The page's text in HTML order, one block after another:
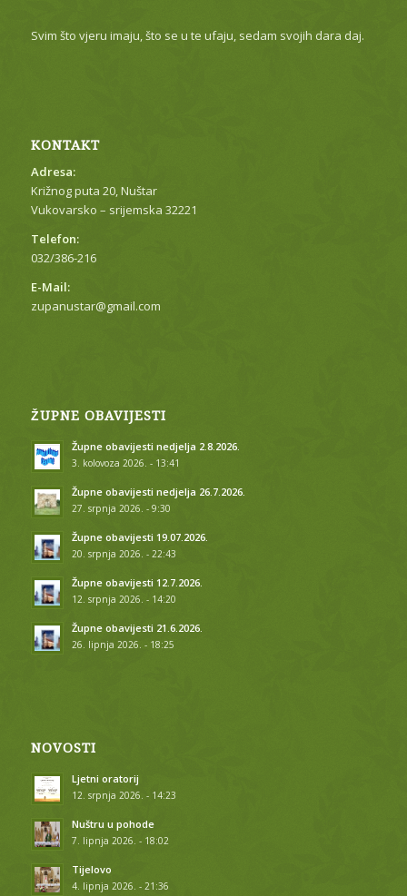
Svim što vjeru imaju, što se u te ufaju, sedam svojih dara daj.
KONTAKT
Adresa:
Križnog puta 20, Nuštar
Vukovarsko – srijemska 32221
Telefon:
032/386-216
E-Mail:
zupanustar@gmail.com
ŽUPNE OBAVIJESTI
Župne obavijesti nedjelja 2.8.2026.
3. kolovoza 2026. - 13:41
Župne obavijesti nedjelja 26.7.2026.
27. srpnja 2026. - 9:30
Župne obavijesti 19.07.2026.
20. srpnja 2026. - 22:43
Župne obavijesti 12.7.2026.
12. srpnja 2026. - 14:20
Župne obavijesti 21.6.2026.
26. lipnja 2026. - 18:25
NOVOSTI
Ljetni oratorij
12. srpnja 2026. - 14:23
Nuštru u pohode
7. lipnja 2026. - 18:02
Tijelovo
4. lipnja 2026. - 21:36